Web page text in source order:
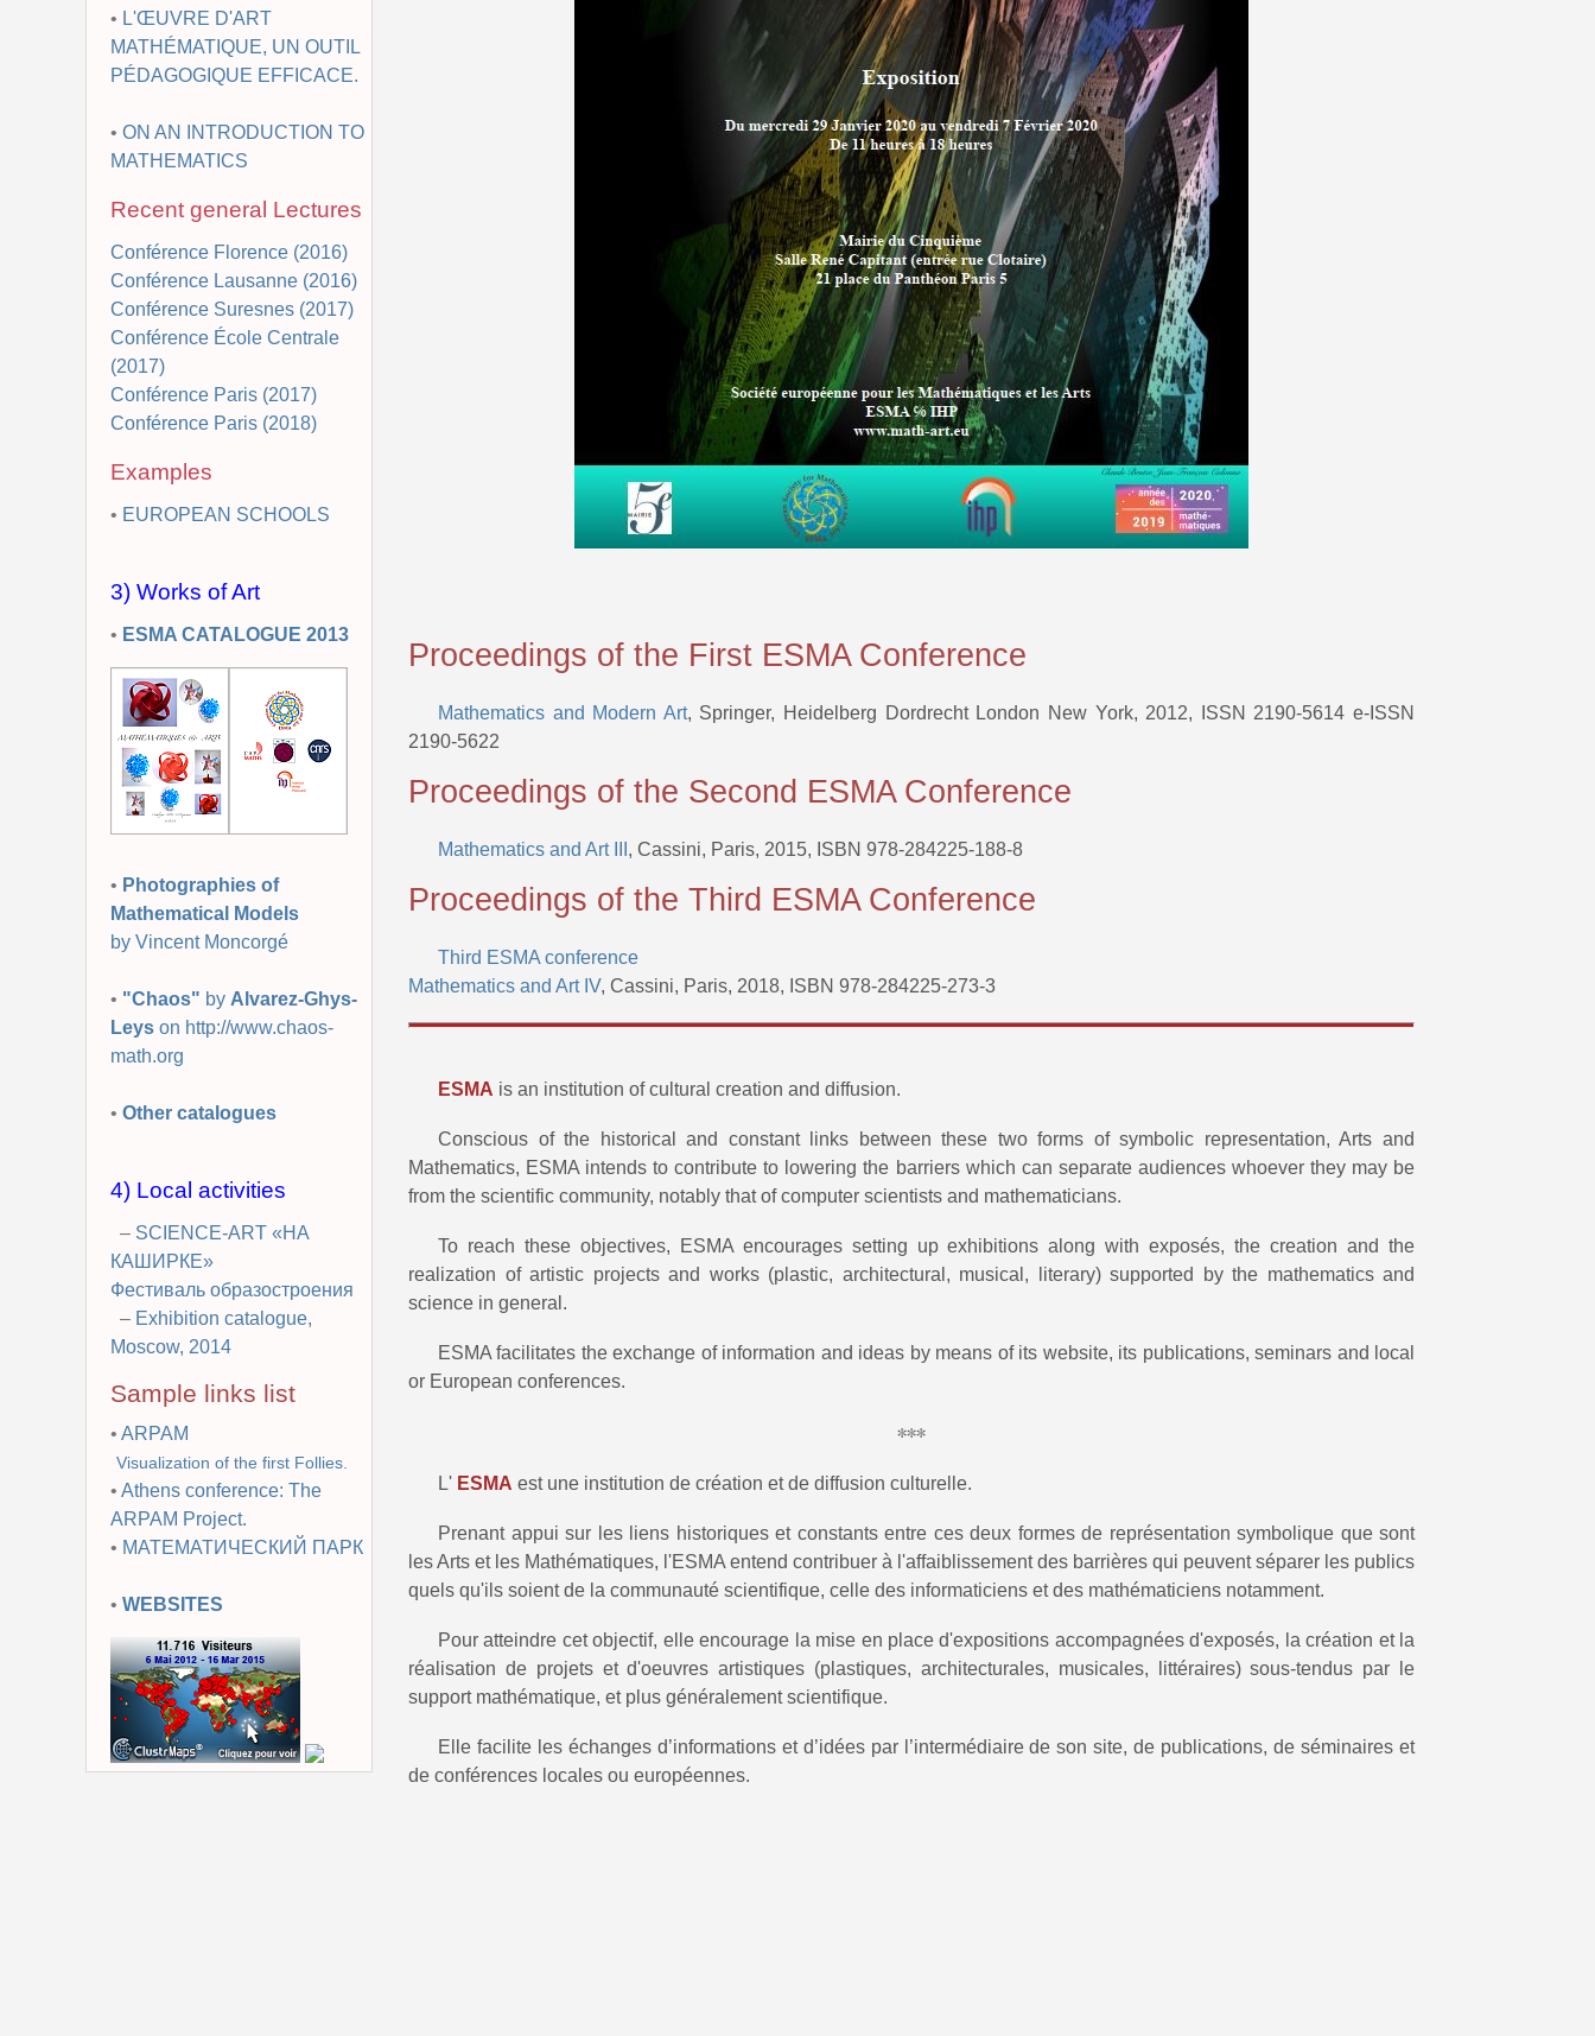
• L'ŒUVRE D'ART
MATHÉMATIQUE, UN OUTIL
PÉDAGOGIQUE EFFICACE.
• ON AN INTRODUCTION TO
MATHEMATICS
Recent general Lectures
Conférence Florence (2016)
Conférence Lausanne (2016)
Conférence Suresnes (2017)
Conférence École Centrale
(2017)
Conférence Paris (2017)
Conférence Paris (2018)
Examples
• EUROPEAN SCHOOLS
3) Works of Art
• ESMA CATALOGUE 2013
• Photographies of
Mathematical Models
by Vincent Moncorgé
• "Chaos" by Alvarez-Ghys-
Leys on http://www.chaos-
math.org
• Other catalogues
4) Local activities
– SCIENCE-ART «НА
КАШИРКЕ»
Фестиваль образостроения
– Exhibition catalogue,
Moscow, 2014
Sample links list
• ARPAM
Visualization of the first Follies.
• Athens conference: The
ARPAM Project.
• МАТЕМАТИЧЕСКИЙ ПАРК
• WEBSITES
Proceedings of the First ESMA Conference
Mathematics and Modern Art, Springer, Heidelberg Dordrecht London New York, 2012, ISSN 2190-5614 e-ISSN
2190-5622
Proceedings of the Second ESMA Conference
Mathematics and Art III , Cassini, Paris, 2015, ISBN 978-284225-188-8
Proceedings of the Third ESMA Conference
Third ESMA conference
Mathematics and Art IV, Cassini, Paris, 2018, ISBN 978-284225-273-3
ESMA is an institution of cultural creation and diffusion.
Conscious of the historical and constant links between these two forms of symbolic representation, Arts and
Mathematics, ESMA intends to contribute to lowering the barriers which can separate audiences whoever they may be
from the scientific community, notably that of computer scientists and mathematicians.
To reach these objectives, ESMA encourages setting up exhibitions along with exposés, the creation and the
realization of artistic projects and works (plastic, architectural, musical, literary) supported by the mathematics and
science in general.
ESMA facilitates the exchange of information and ideas by means of its website, its publications, seminars and local
or European conferences.
∗∗∗
L' ESMA est une institution de création et de diffusion culturelle.
Prenant appui sur les liens historiques et constants entre ces deux formes de représentation symbolique que sont
les Arts et les Mathématiques, l'ESMA entend contribuer à l'affaiblissement des barrières qui peuvent séparer les publics
quels qu'ils soient de la communauté scientifique, celle des informaticiens et des mathématiciens notamment.
Pour atteindre cet objectif, elle encourage la mise en place d'expositions accompagnées d'exposés, la création et la
réalisation de projets et d'oeuvres artistiques (plastiques, architecturales, musicales, littéraires) sous-tendus par le
support mathématique, et plus généralement scientifique.
Elle facilite les échanges d’informations et d’idées par l’intermédiaire de son site, de publications, de séminaires et
de conférences locales ou européennes.